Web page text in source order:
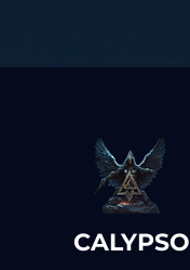
CALYPSO